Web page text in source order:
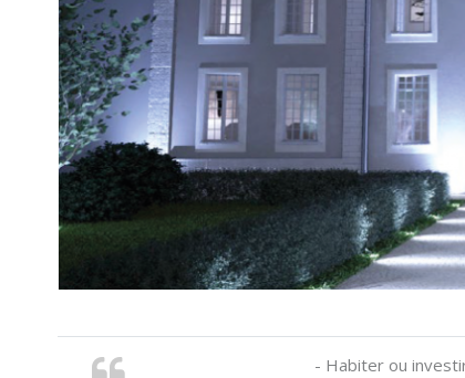
- Habiter ou